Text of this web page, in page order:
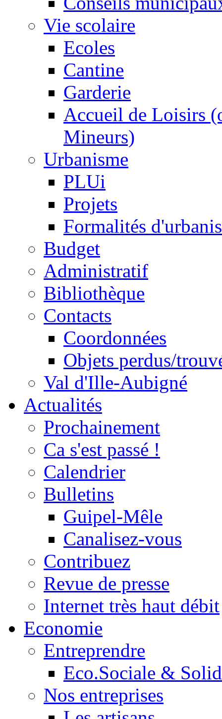
Vie scolaire
Ecoles
Cantine
Garderie
Accueil de Loisirs
Mineurs)
Urbanisme
PLUi
Projets
Formalités
Budget
Administratif
Bibliothèque
Contacts
Coordonnées
Objets perdus/
Val d'Ille-Aubigné
Actualités
Prochainement
Ca s'est passé !
Calendrier
Bulletins
Guipel-Mêle
Canalisez-vous
Contribuez
Revue de presse
Internet très haut débit
Economie
Entreprendre
Eco.Sociale &
Nos entreprises